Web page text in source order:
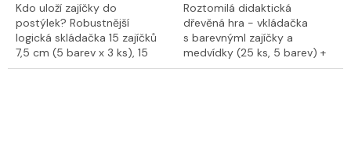
Kdo uloží zajíčky do
postýlek? Robustnější
logická skládačka 15 zajíčků
7,5 cm (5 barev x 3 ks), 15
dílků peřinky + předlohy na
Roztomilá didaktická
dřevěná hra - vkládačka
s barevnýmI zajíčky a
medvídky (25 ks, 5 barev) +
předlohy na kartičkách.